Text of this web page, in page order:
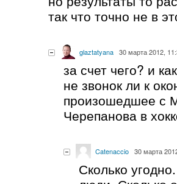
так что точно не в
glaztatyana 30 марта 2012,
за счет чего? и
не звонок ли к
произошедшее с
Черепанова в
Catenaccio 30 марта
Сколько